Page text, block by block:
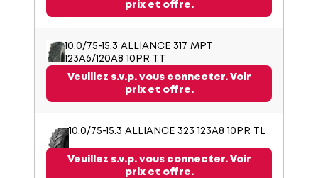
prix et offre.
10.0/75-15.3 ALLIANCE 317 MPT
123A6/120A8 10PR TT
Veuillez s.v.p. vous connecter. Voir
prix et offre.
10.0/75-15.3 ALLIANCE 323 123A8 10PR TL
Veuillez s.v.p. vous connecter. Voir
prix et offre.